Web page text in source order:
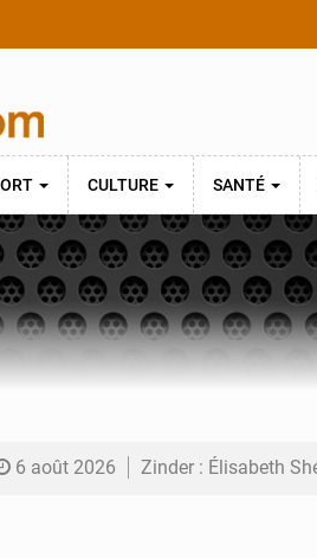
CULTURE SANTÉ
6 août 2026 Zinder : Élisabeth